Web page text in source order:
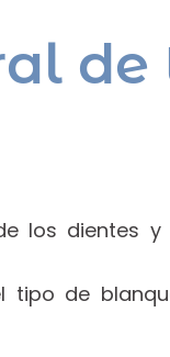
de
los dientes y
tipo de